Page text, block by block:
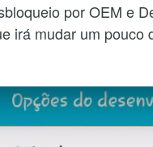
por OEM e
irá mudar um